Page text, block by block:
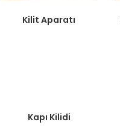
Kilit Aparatı
Kapı Kilidi